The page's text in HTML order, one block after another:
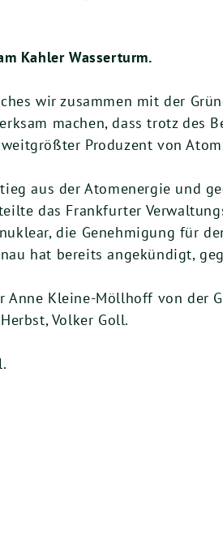
Kahler Wasserturm.
wir zusammen mit der
machen, dass trotz des
Produzent von
aus der Atomenergie und
das Frankfurter
die Genehmigung für
hat bereits angekündigt,
Kleine-Möllhoff von der
Volker Goll.